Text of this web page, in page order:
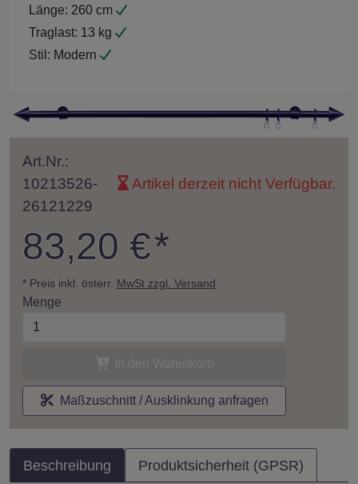
Länge: 260 cm
Traglast: 13 kg
Stil: Modern
Art.Nr.:
10213526-
26121229
Artikel derzeit nicht Verfügbar.
83,20 €*
* Preis inkl. österr. MwSt zzgl. Versand
Menge
Maßzuschnitt / Ausklinkung anfragen
Beschreibung Produktsicherheit (GPSR)